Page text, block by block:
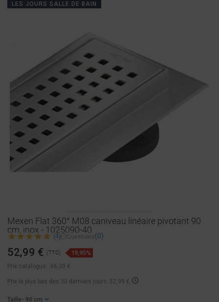
LES JOURS SALLE DE BAIN
Mexen Flat 360° M08 caniveau linéaire pivotant 90
cm, inox - 1025090-40
(4) Questions (0)
Prix catalogue : 66,20 €
52,99 € (TTC) 19,95%
Prix ​​le plus bas des 30 derniers jours: 52,99 €
Taille - 90 cm